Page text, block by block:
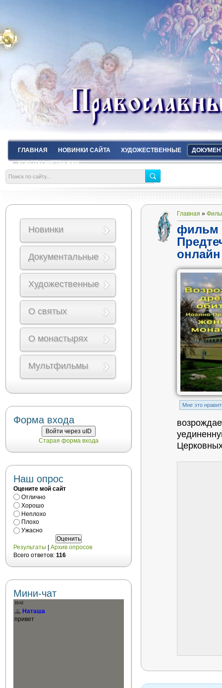
ГЛАВНАЯ НОВИНКИ САЙТА ХУДОЖЕСТВЕННЫЕ
КОРОТКОМЕТРАЖКИ
Главная »
фильм
онлайн
Mне это
Новинки
Документальные
Художественные
О святых
О монастырях
Мультфильмы
Форма входа
Войти через uID
Старая форма входа
Наш опрос
Оцените мой сайт
Отлично
Хорошо
Неплохо
Плохо
Ужасно
Результаты
Архив опросов
Всего ответов: 116
Мини-чат